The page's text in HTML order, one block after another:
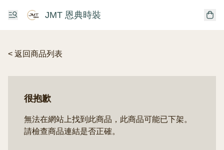
JMT 恩典時裝
< 返回商品列表
很抱歉
無法在網站上找到此商品，此商品可能已下架。
請檢查商品連結是否正確。